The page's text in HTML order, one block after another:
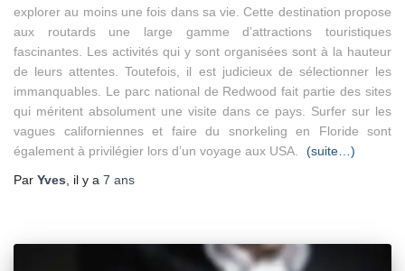
explorer au moins une fois dans sa vie. Cette destination propose
aux routards une large gamme d’attractions touristiques
fascinantes. Les activités qui y sont organisées sont à la hauteur
de leurs attentes. Toutefois, il est judicieux de sélectionner les
immanquables. Le parc national de Redwood fait partie des sites
qui méritent absolument une visite dans ce pays. Surfer sur les
vagues californiennes et faire du snorkeling en Floride sont
également à privilégier lors d’un voyage aux USA.
(suite…)
Par Yves , il y a 7 ans